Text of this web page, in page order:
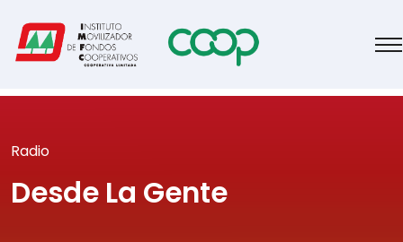
Radio
Desde La Gente